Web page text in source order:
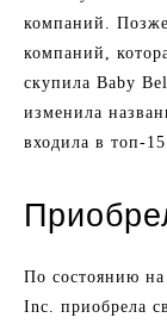
компаний.
компаний,
скупила Baby
изменила
входила в топ-
По состоянию на
Inc. приобрела